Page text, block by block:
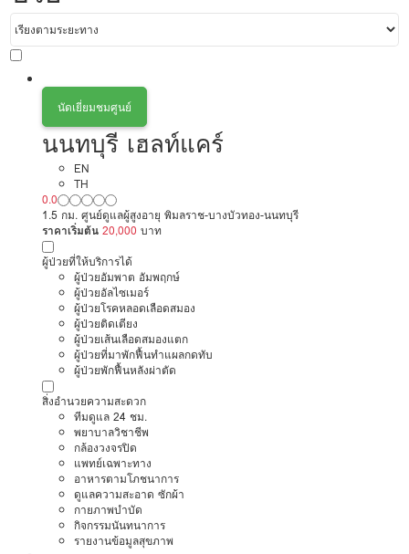
นัดเยี่ยมชมศูนย์
นนทบุรี เฮลท์แคร์
EN
TH
0.0
1.5 กม. ศูนย์ดูแลผู้สูงอายุ พิมลราช-บางบัวทอง-นนทบุรี
ราคาเริ่มต้น 20,000 บาท
ผู้ป่วยที่ให้บริการได้
ผู้ป่วยอัมพาต อัมพฤกษ์
ผู้ป่วยอัลไซเมอร์
ผู้ป่วยโรคหลอดเลือดสมอง
ผู้ป่วยติดเตียง
ผู้ป่วยเส้นเลือดสมองแตก
ผู้ป่วยที่มาพักฟื้นทำแผลกดทับ
ผู้ป่วยพักฟื้นหลังผ่าตัด
สิ่งอำนวยความสะดวก
ทีมดูแล 24 ชม.
พยาบาลวิชาชีพ
กล้องวงจรปิด
แพทย์เฉพาะทาง
อาหารตามโภชนาการ
ดูแลความสะอาด ซักผ้า
กายภาพบำบัด
กิจกรรมนันทนาการ
รายงานข้อมูลสุขภาพ